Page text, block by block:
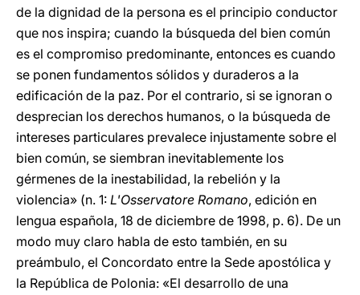
de la dignidad de la persona es el principio conductor
que nos inspira; cuando la búsqueda del bien común
es el compromiso predominante, entonces es cuando
se ponen fundamentos sólidos y duraderos a la
edificación de la paz. Por el contrario, si se ignoran o
desprecian los derechos humanos, o la búsqueda de
intereses particulares prevalece injustamente sobre el
bien común, se siembran inevitablemente los
gérmenes de la inestabilidad, la rebelión y la
violencia» (n. 1: L'Osservatore Romano, edición en
lengua española, 18 de diciembre de 1998, p. 6). De un
modo muy claro habla de esto también, en su
preámbulo, el Concordato entre la Sede apostólica y
la República de Polonia: «El desarrollo de una